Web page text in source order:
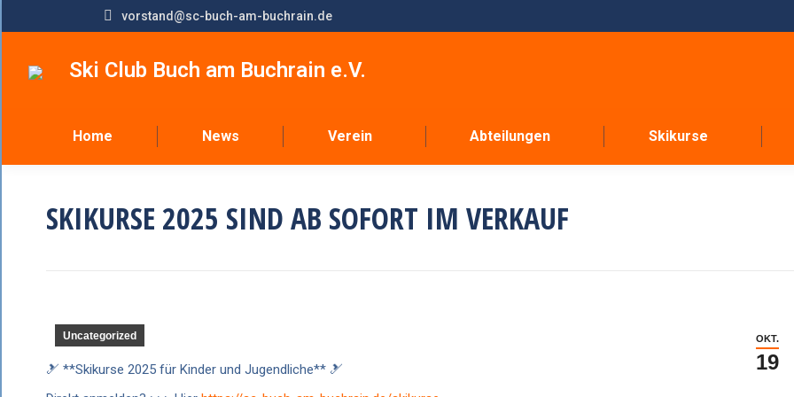
vorstand@sc-buch-am-buchrain.de
Ski Club Buch am Buchrain e.V.
Home News Verein Abteilungen Skikurse
SKIKURSE 2025 SIND AB SOFORT IM VERKAUF
OKT.
19
Uncategorized
🎿 **Skikurse 2025 für Kinder und Jugendliche** 🎿